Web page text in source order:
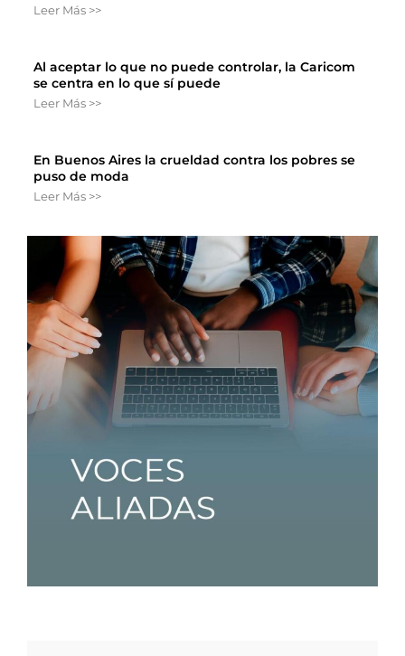
Leer Más >>
Al aceptar lo que no puede controlar, la Caricom
se centra en lo que sí puede
Leer Más >>
En Buenos Aires la crueldad contra los pobres se
puso de moda
Leer Más >>